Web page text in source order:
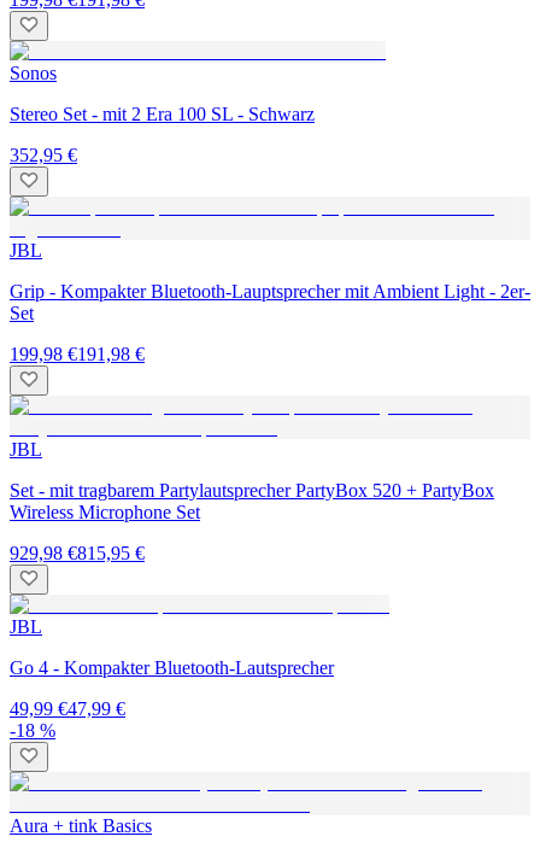
Sonos
Stereo Set - mit 2 Era 100 SL - Schwarz
352,95 €
JBL
Grip - Kompakter Bluetooth-Lauptsprecher mit Ambient Light - 2er-
Set
199,98 €191,98 €
JBL
Set - mit tragbarem Partylautsprecher PartyBox 520 + PartyBox
Wireless Microphone Set
929,98 €815,95 €
JBL
Go 4 - Kompakter Bluetooth-Lautsprecher
49,99 €47,99 €
-18 %
Aura + tink Basics